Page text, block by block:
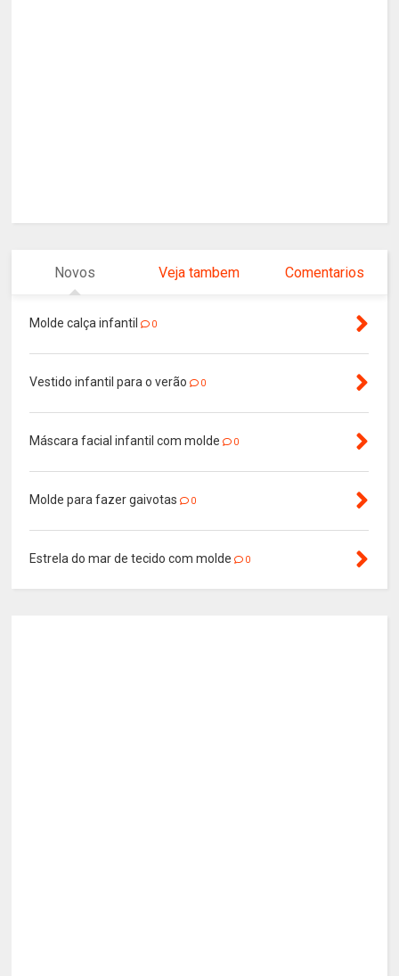
Novos Veja tambem Comentarios
Molde calça infantil 0
Vestido infantil para o verão 0
Máscara facial infantil com molde 0
Molde para fazer gaivotas 0
Estrela do mar de tecido com molde 0